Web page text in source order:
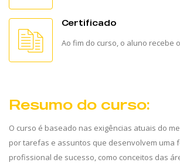
Certificado
Ao fim do curso, o aluno recebe
Resumo do curso:
O curso é baseado nas exigências atuais do
por tarefas e assuntos que desenvolvem uma
profissional de sucesso, como conceitos das